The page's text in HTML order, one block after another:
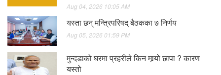
Aug 04, 2026 10:05 AM
यस्ता छन् मन्त्रिपरिषद् बैठकका ७ निर्णय
Aug 05, 2026 01:59 PM
मुन्दडाको घरमा प्रहरीले किन मार्‍यो छापा ? कारण
यस्तो